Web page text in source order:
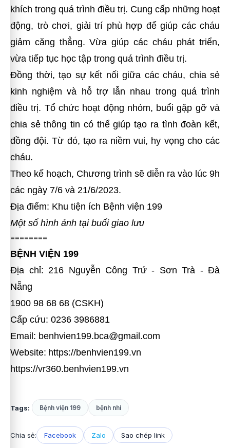
khích trong quá trình điều trị. Cung cấp những hoạt
động, trò chơi, giải trí phù hợp để giúp các cháu
giảm căng thẳng. Vừa giúp các cháu phát triển,
vừa tiếp tục học tập trong quá trình điều trị.
Đồng thời, tạo sự kết nối giữa các cháu, chia sẻ
kinh nghiệm và hỗ trợ lẫn nhau trong quá trình
điều trị. Tổ chức hoạt động nhóm, buổi gặp gỡ và
chia sẻ thông tin có thể giúp tạo ra tình đoàn kết,
đồng đội. Từ đó, tạo ra niềm vui, hy vọng cho các
cháu.
Theo kế hoạch, Chương trình sẽ diễn ra vào lúc 9h
các ngày 7/6 và 21/6/2023.
Địa điểm: Khu tiện ích Bệnh viện 199
Một số hình ảnh tại buổi giao lưu
========
BỆNH VIỆN 199
Địa chỉ: 216 Nguyễn Công Trứ - Sơn Trà - Đà
Nẵng
1900 98 68 68 (CSKH)
Cấp cứu: 0236 3986881
Email: benhvien199.bca@gmail.com
Website: https://benhvien199.vn
https://vr360.benhvien199.vn
Tags: Bệnh viện 199 bệnh nhi
Chia sẻ: Facebook Zalo Sao chép link